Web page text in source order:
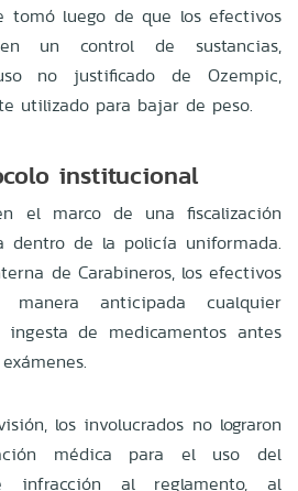
tomó luego de que los efectivos
un control de sustancias,
no justificado de Ozempic,
utilizado para bajar de peso.
institucional
el marco de una fiscalización
dentro de la policía uniformada.
de Carabineros, los efectivos
anticipada cualquier
de medicamentos antes
los involucrados no lograron
médica para el uso del
infracción al reglamento, al